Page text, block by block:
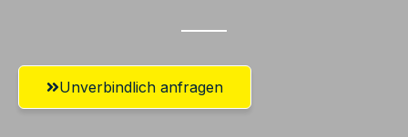
Unverbindlich anfragen